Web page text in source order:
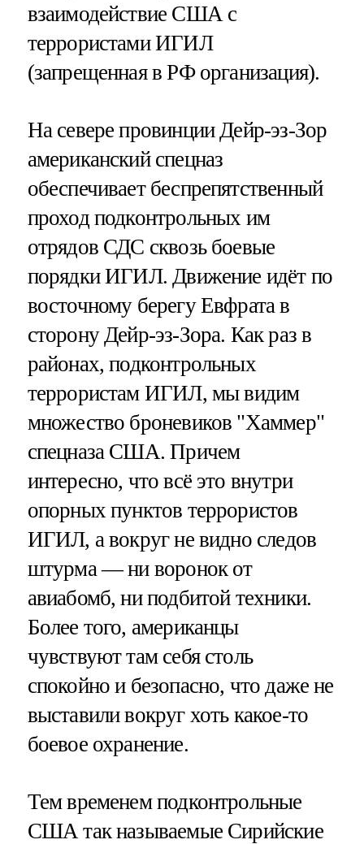
взаимодействие США с
террористами ИГИЛ
(запрещенная в РФ организация).
На севере провинции Дейр-эз-Зор
американский спецназ
обеспечивает беспрепятственный
проход подконтрольных им
отрядов СДС сквозь боевые
порядки ИГИЛ. Движение идёт по
восточному берегу Евфрата в
сторону Дейр-эз-Зора. Как раз в
районах, подконтрольных
террористам ИГИЛ, мы видим
множество броневиков "Хаммер"
спецназа США. Причем
интересно, что всё это внутри
опорных пунктов террористов
ИГИЛ, а вокруг не видно следов
штурма — ни воронок от
авиабомб, ни подбитой техники.
Более того, американцы
чувствуют там себя столь
спокойно и безопасно, что даже не
выставили вокруг хоть какое-то
боевое охранение.
Тем временем подконтрольные
США так называемые Сирийские